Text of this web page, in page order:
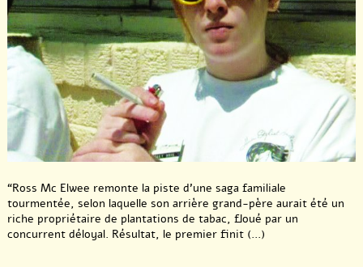
“Ross Mc Elwee remonte la piste d’une saga familiale
tourmentée, selon laquelle son arrière grand-père aurait été un
riche propriétaire de plantations de tabac, floué par un
concurrent déloyal. Résultat, le premier finit (...)